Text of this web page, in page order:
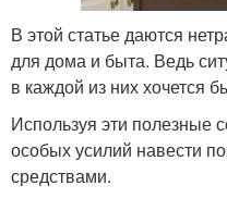
В этой статье даются
для дома и быта. Ведь
в каждой из них хочется
Используя эти полезные
особых усилий навести
средствами.